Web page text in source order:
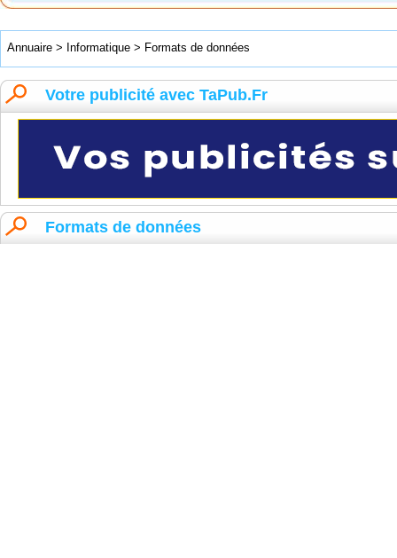
Annuaire > Informatique > Formats de données
Votre publicité avec TaPub.Fr
Formats de données